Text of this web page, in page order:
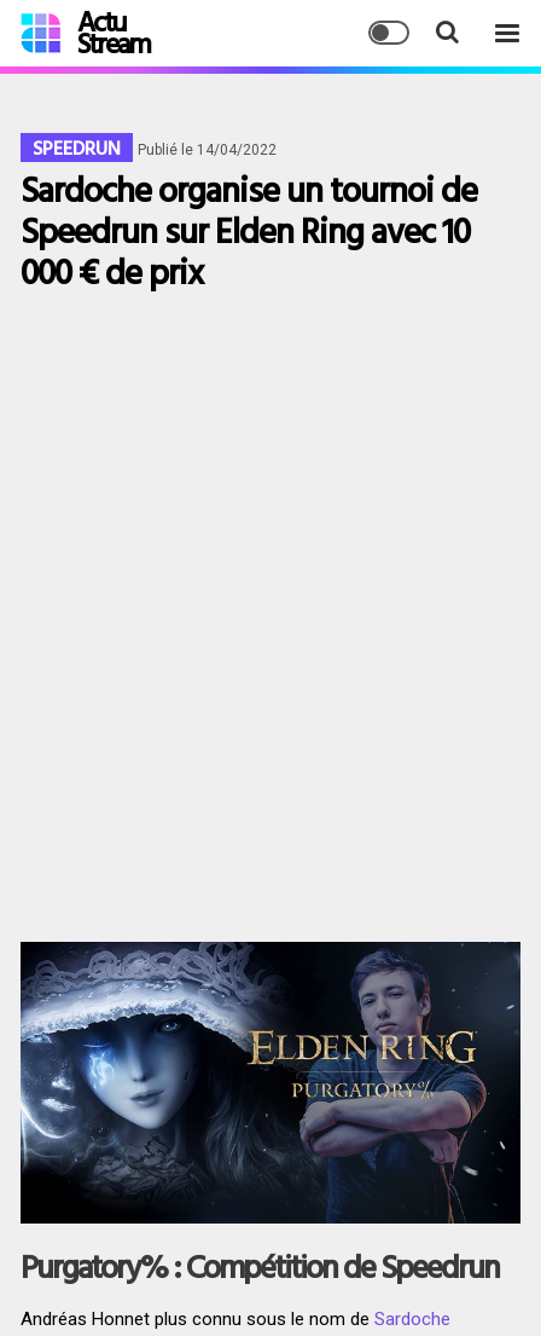
Actu
Stream
SPEEDRUN Publié le 14/04/2022
Sardoche organise un tournoi de
Speedrun sur Elden Ring avec 10
000 € de prix
Purgatory% : Compétition de Speedrun
Andréas Honnet plus connu sous le nom de Sardoche